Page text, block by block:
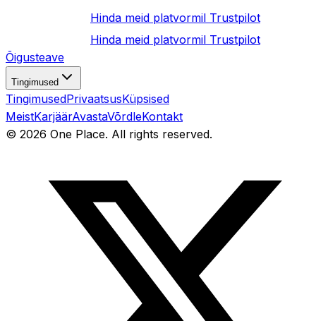
Hinda meid platvormil Trustpilot
Hinda meid platvormil Trustpilot
Õigusteave
Tingimused
TingimusedPrivaatsusKüpsised
MeistKarjäärAvastaVõrdleKontakt
© 2026 One Place. All rights reserved.